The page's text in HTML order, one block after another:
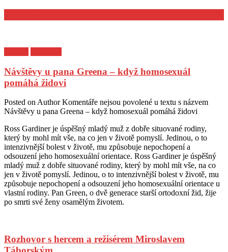
Návštěvy u pana Greena – když homosexuál
pomáhá židovi
Posted on Author Komentáře nejsou povolené u textu s názvem
Návštěvy u pana Greena – když homosexuál pomáhá židovi
Ross Gardiner je úspěšný mladý muž z dobře situované rodiny,
který by mohl mít vše, na co jen v životě pomyslí. Jedinou, o to
intenzivnější bolest v životě, mu způsobuje nepochopení a
odsouzení jeho homosexuální orientace. Ross Gardiner je úspěšný
mladý muž z dobře situované rodiny, který by mohl mít vše, na co
jen v životě pomyslí. Jedinou, o to intenzivnější bolest v životě, mu
způsobuje nepochopení a odsouzení jeho homosexuální orientace u
vlastní rodiny. Pan Green, o dvě generace starší ortodoxní žid, žije
po smrti své ženy osamělým životem.
Rozhovor s hercem a režisérem Miroslavem